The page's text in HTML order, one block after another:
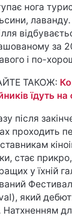
нога
за
і по-
ТАКОЖ:
їдуть
після
проходить
стає
у їхній
який
Натхненням